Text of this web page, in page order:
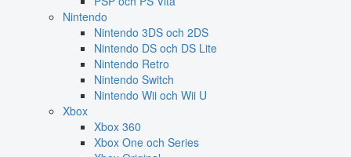
Nintendo
Nintendo 3DS och 2DS
Nintendo DS och DS Lite
Nintendo Retro
Nintendo Switch
Nintendo Wii och Wii U
Xbox
Xbox 360
Xbox One och Series